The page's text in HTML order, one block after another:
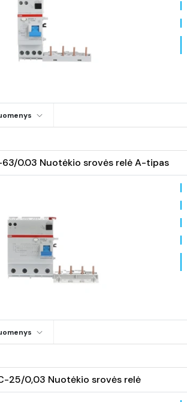
0.03 Nuotėkio srovės relė A-tipas
25/0,03 Nuotėkio srovės relė